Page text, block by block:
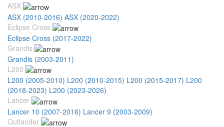
ASX
ASX (2010-2016) ASX (2020-2022)
Eclipse Cross
Eclipse Cross (2017-2022)
Grandis
Grandis (2003-2011)
L200
L200 (2005-2010) L200 (2010-2015) L200 (2015-2017) L200
(2018-2023) L200 (2023-2026)
Lancer
Lancer 10 (2007-2016) Lancer 9 (2003-2009)
Outlander